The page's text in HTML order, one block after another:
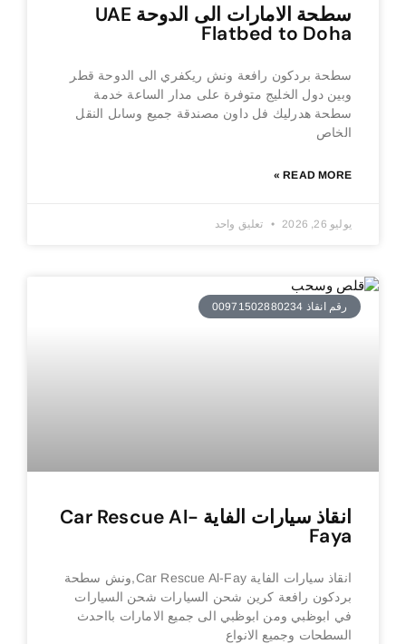
سطحة الامارات الى الدوحة UAE
Flatbed to Doha
سطحة بردكون رافعة ونش ريكفري الى الدوحة قطر
وبين دول الخليج متوفرة على مدار الساعة خدمة
سطحة هدرليك فل داون مصندقة جميع وساىل النقل
الخاص
READ MORE »
يوليو 26, 2026 تعليق واحد
رقم انقاذ 00971502880234
انقاذ سيارات الفاية Car Rescue Al-
Faya
انقاذ سيارات الفاية Car Rescue Al-Fay,ونش سطحة
بردكون رافعة كرين شحن السيارات شحن السيارات
في ابوظبي ومن ابوظبي الى جميع الامارات بااحدث
السطحات وجميع الانواع